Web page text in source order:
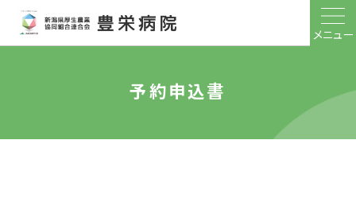
メニュー
予約申込書